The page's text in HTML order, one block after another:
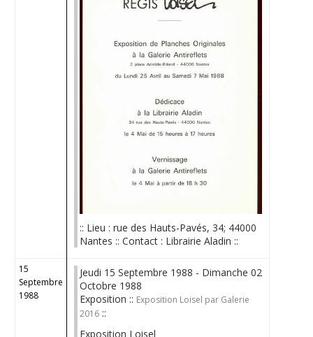
:: Lieu : rue des Hauts-Pavés, 34; 44000
Nantes :: Contact : Librairie Aladin ::
15
Septembre
1988
Jeudi 15 Septembre 1988 - Dimanche 02
Octobre 1988
Exposition :: Exposition Loisel par Galerie
2016 ::
Exposition Loisel